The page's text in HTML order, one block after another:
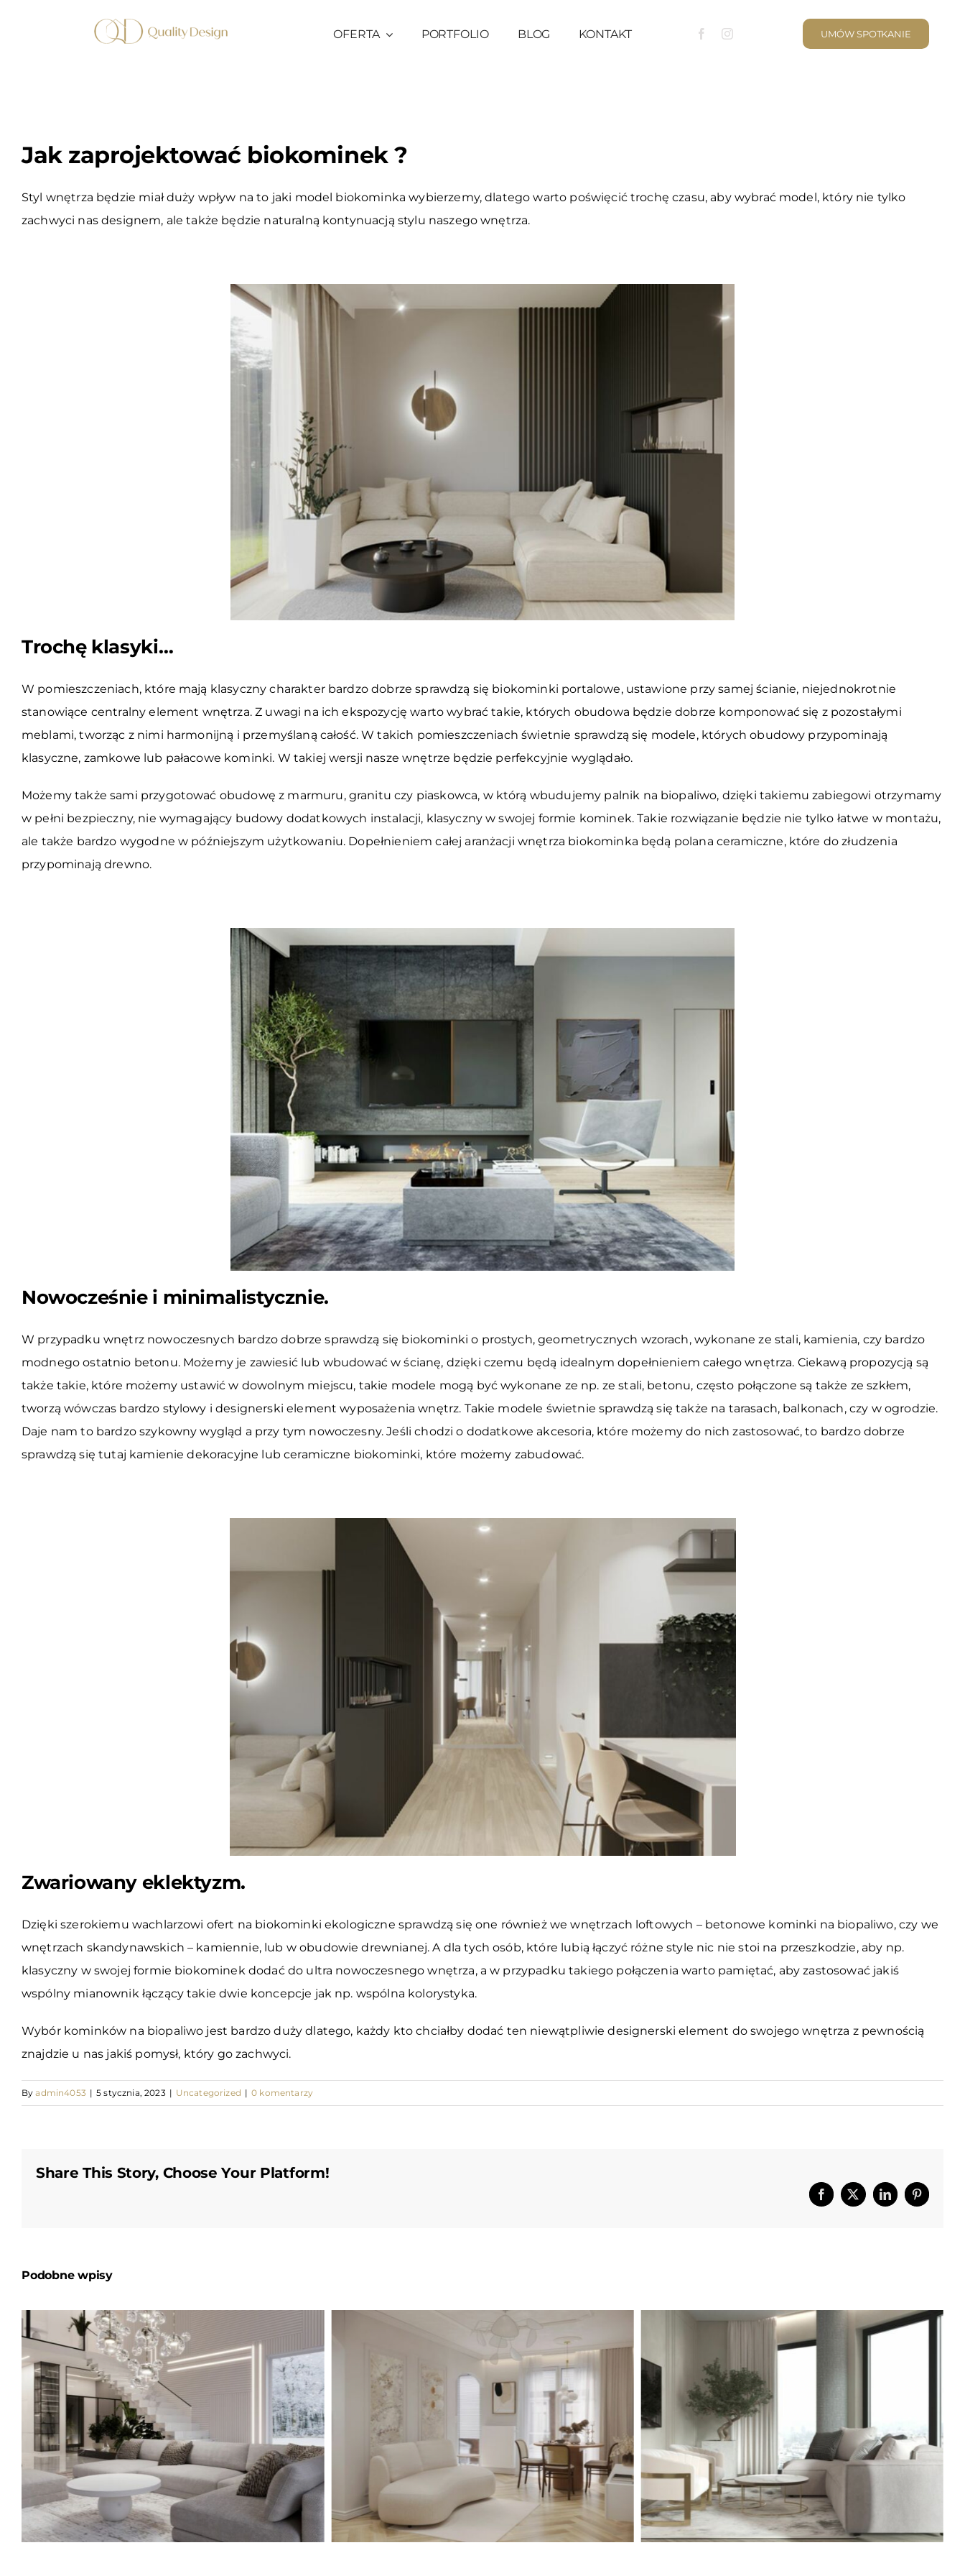
OFERTA PORTFOLIO BLOG KONTAKT UMÓW SPOTKANIE
Jak zaprojektować biokominek ?
Styl wnętrza będzie miał duży wpływ na to jaki model biokominka wybierzemy, dlatego warto poświęcić trochę czasu, aby wybrać model, który nie tylko
zachwyci nas designem, ale także będzie naturalną kontynuacją stylu naszego wnętrza.
Trochę klasyki…
W pomieszczeniach, które mają klasyczny charakter bardzo dobrze sprawdzą się biokominki portalowe, ustawione przy samej ścianie, niejednokrotnie
stanowiące centralny element wnętrza. Z uwagi na ich ekspozycję warto wybrać takie, których obudowa będzie dobrze komponować się z pozostałymi
meblami, tworząc z nimi harmonijną i przemyślaną całość. W takich pomieszczeniach świetnie sprawdzą się modele, których obudowy przypominają
klasyczne, zamkowe lub pałacowe kominki. W takiej wersji nasze wnętrze będzie perfekcyjnie wyglądało.
Możemy także sami przygotować obudowę z marmuru, granitu czy piaskowca, w którą wbudujemy palnik na biopaliwo, dzięki takiemu zabiegowi otrzymamy
w pełni bezpieczny, nie wymagający budowy dodatkowych instalacji, klasyczny w swojej formie kominek. Takie rozwiązanie będzie nie tylko łatwe w montażu,
ale także bardzo wygodne w późniejszym użytkowaniu. Dopełnieniem całej aranżacji wnętrza biokominka będą polana ceramiczne, które do złudzenia
przypominają drewno.
Nowocześnie i minimalistycznie.
W przypadku wnętrz nowoczesnych bardzo dobrze sprawdzą się biokominki o prostych, geometrycznych wzorach, wykonane ze stali, kamienia, czy bardzo
modnego ostatnio betonu. Możemy je zawiesić lub wbudować w ścianę, dzięki czemu będą idealnym dopełnieniem całego wnętrza. Ciekawą propozycją są
także takie, które możemy ustawić w dowolnym miejscu, takie modele mogą być wykonane ze np. ze stali, betonu, często połączone są także ze szkłem,
tworzą wówczas bardzo stylowy i designerski element wyposażenia wnętrz. Takie modele świetnie sprawdzą się także na tarasach, balkonach, czy w ogrodzie.
Daje nam to bardzo szykowny wygląd a przy tym nowoczesny. Jeśli chodzi o dodatkowe akcesoria, które możemy do nich zastosować, to bardzo dobrze
sprawdzą się tutaj kamienie dekoracyjne lub ceramiczne biokominki, które możemy zabudować.
Zwariowany eklektyzm.
Dzięki szerokiemu wachlarzowi ofert na biokominki ekologiczne sprawdzą się one również we wnętrzach loftowych – betonowe kominki na biopaliwo, czy we
wnętrzach skandynawskich – kamiennie, lub w obudowie drewnianej. A dla tych osób, które lubią łączyć różne style nic nie stoi na przeszkodzie, aby np.
klasyczny w swojej formie biokominek dodać do ultra nowoczesnego wnętrza, a w przypadku takiego połączenia warto pamiętać, aby zastosować jakiś
wspólny mianownik łączący takie dwie koncepcje jak np. wspólna kolorystyka.
Wybór kominków na biopaliwo jest bardzo duży dlatego, każdy kto chciałby dodać ten niewątpliwie designerski element do swojego wnętrza z pewnością
znajdzie u nas jakiś pomysł, który go zachwyci.
Byadmin4053 | 5 stycznia, 2023 | Uncategorized | 0 komentarzy
Share This Story, Choose Your Platform!
Facebook
X LinkedInPinterest
Podobne wpisy